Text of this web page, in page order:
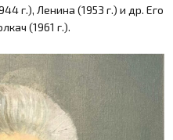
г.), Ленина (1953 г.) и др. Его
(1961 г.).